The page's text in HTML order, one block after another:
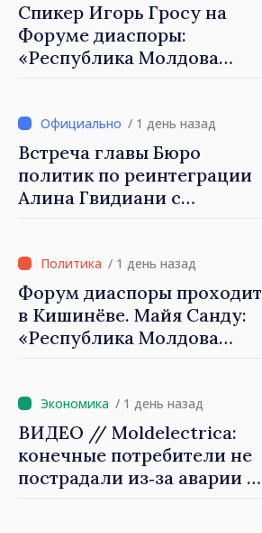
Спикер Игорь Гросу на
Форуме диаспоры:
«Республика Молдова
и за рубежом, что
заслуживает стать частью
большой европейской
семьи»
/ 1 день назад
Встреча главы Бюро
политик по реинтеграции
Алина Гвидиани с
Красного Креста в
Молдове
/ 1 день назад
Форум диаспоры проходит
в Кишинёве. Майя Санду:
«Республика Молдова
диаспора может сыграть
важную роль в
продвижении и поддержке
этого пути»
/ 1 день назад
ВИДЕО // Moldelectrica:
конечные потребители не
пострадали из‑за аварии на